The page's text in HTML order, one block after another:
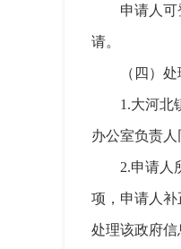
申请人可
请。
（四）
1.大河北
办公室负责人
2.申请人
项，申请人
处理该政府信